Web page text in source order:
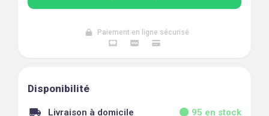
Paiement en ligne sécurisé
Disponibilité
Livraison à domicile 95 en stock